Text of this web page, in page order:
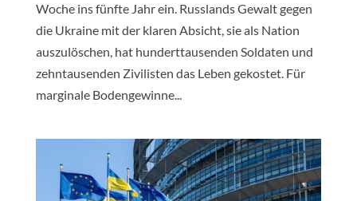
Woche ins fünfte Jahr ein. Russlands Gewalt gegen
die Ukraine mit der klaren Absicht, sie als Nation
auszulöschen, hat hunderttausenden Soldaten und
zehntausenden Zivilisten das Leben gekostet. Für
marginale Bodengewinne...